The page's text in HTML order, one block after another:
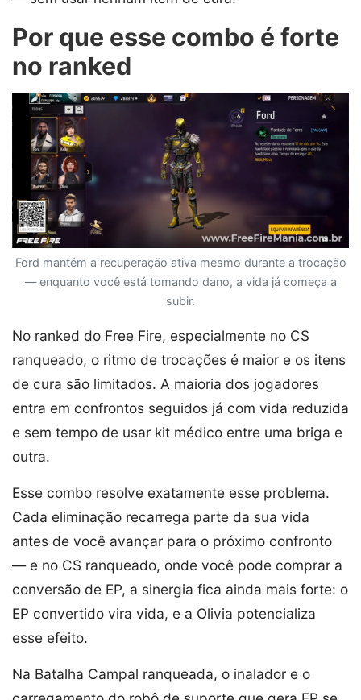
Por que esse combo é forte
no ranked
Ford mantém a recuperação ativa mesmo durante a trocação
— enquanto você está tomando dano, a vida já começa a
subir.
No ranked do Free Fire, especialmente no CS
ranqueado, o ritmo de trocações é maior e os itens
de cura são limitados. A maioria dos jogadores
entra em confrontos seguidos já com vida reduzida
e sem tempo de usar kit médico entre uma briga e
outra.
Esse combo resolve exatamente esse problema.
Cada eliminação recarrega parte da sua vida
antes de você avançar para o próximo confronto
— e no CS ranqueado, onde você pode comprar a
conversão de EP, a sinergia fica ainda mais forte: o
EP convertido vira vida, e a Olivia potencializa
esse efeito.
Na Batalha Campal ranqueada, o inalador e o